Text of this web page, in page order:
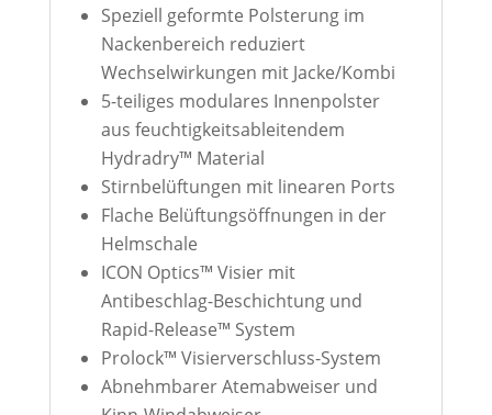
Speziell geformte Polsterung im
Nackenbereich reduziert
Wechselwirkungen mit Jacke/Kombi
5-teiliges modulares Innenpolster
aus feuchtigkeitsableitendem
Hydradry™ Material
Stirnbelüftungen mit linearen Ports
Flache Belüftungsöffnungen in der
Helmschale
ICON Optics™ Visier mit
Antibeschlag-Beschichtung und
Rapid-Release™ System
Prolock™ Visierverschluss-System
Abnehmbarer Atemabweiser und